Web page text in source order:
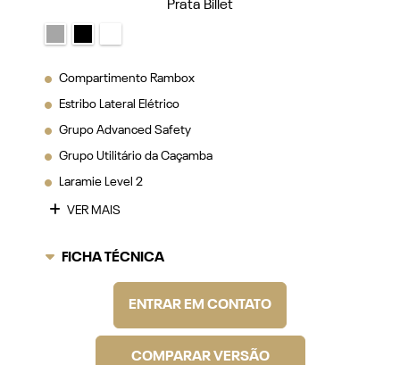
Prata Billet
Compartimento Rambox
Estribo Lateral Elétrico
Grupo Advanced Safety
Grupo Utilitário da Caçamba
Laramie Level 2
VER MAIS
FICHA TÉCNICA
ENTRAR EM CONTATO
COMPARAR VERSÃO